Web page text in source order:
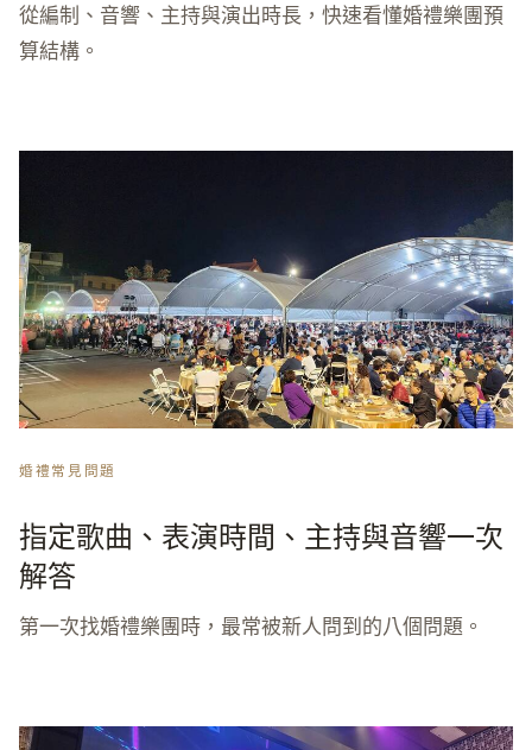
從編制、音響、主持與演出時長，快速看懂婚禮樂團預
算結構。
婚禮常見問題
指定歌曲、表演時間、主持與音響一次
解答
第一次找婚禮樂團時，最常被新人問到的八個問題。